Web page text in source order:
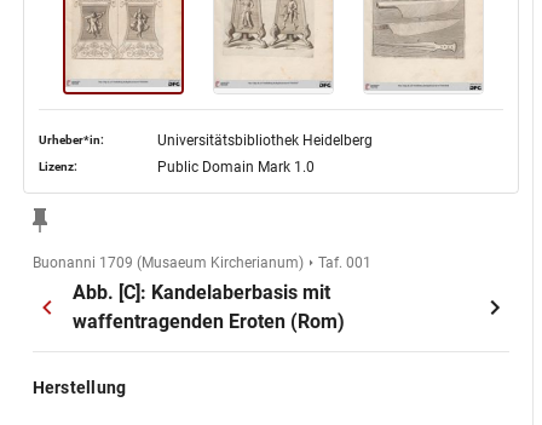
Urheber*in: Universitätsbibliothek Heidelberg
Lizenz: Public Domain Mark 1.0
Buonanni 1709 (Musaeum Kircherianum) Taf. 001
Abb. [C]: Kandelaberbasis mit
waffentragenden Eroten (Rom)
Herstellung